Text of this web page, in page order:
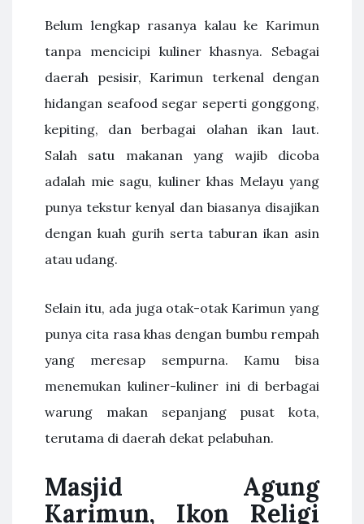
Belum lengkap rasanya kalau ke Karimun
tanpa mencicipi kuliner khasnya. Sebagai
daerah pesisir, Karimun terkenal dengan
hidangan seafood segar seperti gonggong,
kepiting, dan berbagai olahan ikan laut.
Salah satu makanan yang wajib dicoba
adalah mie sagu, kuliner khas Melayu yang
punya tekstur kenyal dan biasanya disajikan
dengan kuah gurih serta taburan ikan asin
atau udang.
Selain itu, ada juga otak-otak Karimun yang
punya cita rasa khas dengan bumbu rempah
yang meresap sempurna. Kamu bisa
menemukan kuliner-kuliner ini di berbagai
warung makan sepanjang pusat kota,
terutama di daerah dekat pelabuhan.
Masjid Agung
Karimun, Ikon Religi